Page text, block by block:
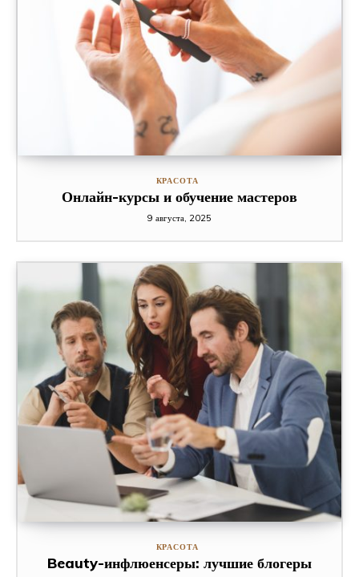
КРАСОТА
Онлайн-курсы и обучение мастеров
9 августа, 2025
КРАСОТА
Beauty-инфлюенсеры: лучшие блогеры